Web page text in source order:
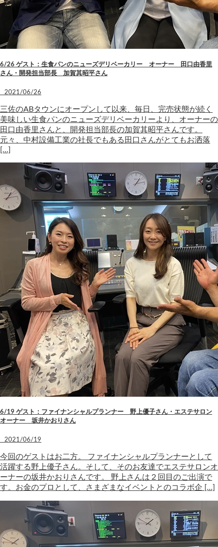
6/26 ゲスト：生食パンのニューズデリベーカリー オーナー 田口由香里
さん・開発担当部長 加賀其昭平さん
2021/06/26
三佐のABタウンにオープンして以来、毎日、完売状態が続く
美味しい生食パンのニューズデリベーカリーより、オーナーの
田口由香里さんと、開発担当部長の加賀其昭平さんです。
元々、中村設備工業の社長でもある田口さんがとてもお洒落
[…]
6/19 ゲスト：ファイナンシャルプランナー 野上優子さん・エステサロン
オーナー 坂井かおりさん
2021/06/19
今回のゲストはお二方。 ファイナンシャルプランナーとして
活躍する野上優子さん。そして、そのお友達でエステサロンオ
ーナーの坂井かおりさんです。 野上さんは２回目のご出演で
す。お金のプロとして、さまざまなイベントとのコラボ企 […]